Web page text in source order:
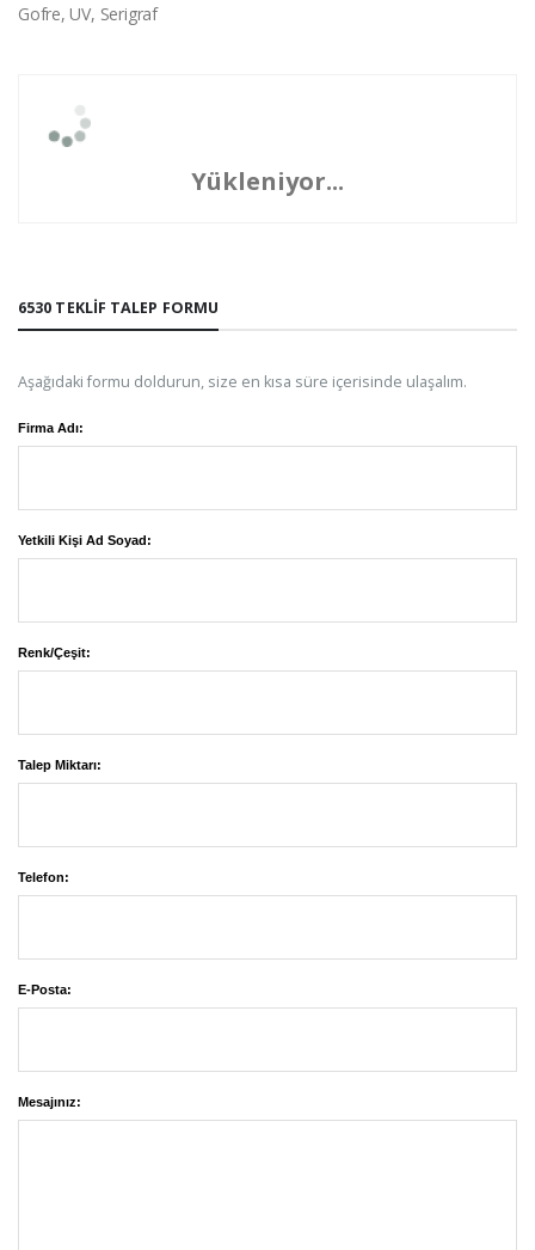
Gofre, UV, Serigraf
Yükleniyor...
6530 TEKLIF TALEP FORMU
Aşağıdaki formu doldurun, size en kısa süre içerisinde ulaşalım.
Firma Adı:
Yetkili Kişi Ad Soyad:
Renk/Çeşit:
Talep Miktarı:
Telefon:
E-Posta:
Mesajınız: